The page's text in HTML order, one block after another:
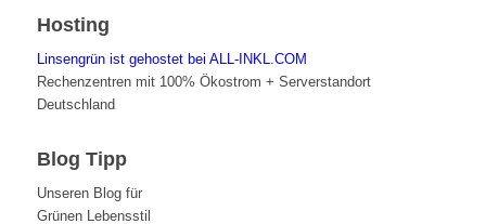
Hosting
Linsengrün ist gehostet bei ALL-INKL.COM
Rechenzentren mit 100% Ökostrom + Serverstandort
Deutschland
Blog Tipp
Unseren Blog für
Grünen Lebensstil